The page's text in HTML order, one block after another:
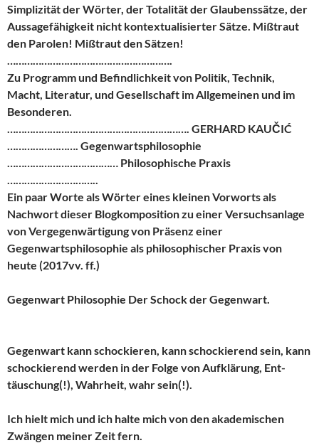
Simplizität der Wörter, der Totalität der Glaubenssätze, der
Aussagefähigkeit nicht kontextualisierter Sätze. Mißtraut
den Parolen! Mißtraut den Sätzen!
………………………………………………….
Zu Programm und Befindlichkeit von Politik, Technik,
Macht, Literatur, und Gesellschaft im Allgemeinen und im
Besonderen.
………………………………………………………. GERHARD KAUČIĆ
……………………. Gegenwartsphilosophie
………………………………… Philosophische Praxis
…………………………..
Ein paar Worte als Wörter eines kleinen Vorworts als
Nachwort dieser Blogkomposition zu einer Versuchsanlage
von Vergegenwärtigung von Präsenz einer
Gegenwartsphilosophie als philosophischer Praxis von
heute (2017vv. ff.)
Gegenwart Philosophie Der Schock der Gegenwart.
Gegenwart kann schockieren, kann schockierend sein, kann
schockierend werden in der Folge von Aufklärung, Ent-
täuschung(!), Wahrheit, wahr sein(!).
Ich hielt mich und ich halte mich von den akademischen
Zwängen meiner Zeit fern.